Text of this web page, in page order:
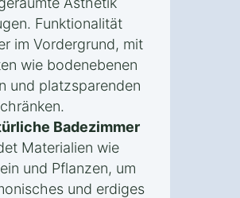
Funktionalität
im Vordergrund, mit
wie bodenebenen
und platzsparenden
Badezimmer
Materialien wie
und Pflanzen, um
und erdiges